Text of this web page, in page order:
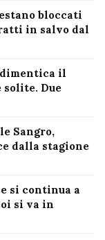
bloccati
in salvo dal
il
solite. Due
Sangro,
dalla stagione
si continua a
si va in